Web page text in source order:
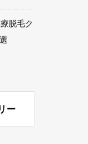
脱毛ク
ー